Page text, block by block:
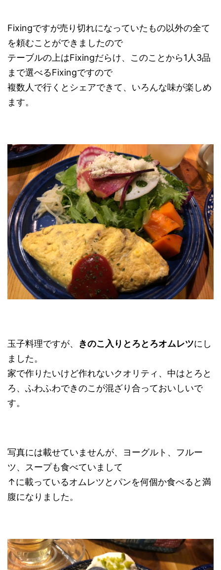
Fixingですが売り切れになっていたもの以外の全て
を頼むことができましたので
テーブルの上はFixingだらけ、このことから1人3品
まで選べるFixingですので
複数人で行くとシェアできて、いろんな味が楽しめ
ます。
玉子料理ですが、 きのこ入りとろとろオムレツにし
ました。
家で作りたいけど作れないクオリティ、中はとろと
ろ、ふわふわできのこが混ざり合っておいしいで
す。
写真には載せていませんが、ヨーグルト、フルー
ツ、スープも食べていまして
↑に載っているオムレツとパンを何個か食べると満
腹になりました。